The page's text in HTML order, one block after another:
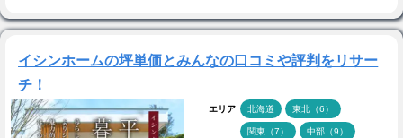
イシンホームの坪単価とみんなの口コミや評判をリサー
チ！
エリア 北海道 東北（6）
関東（7） 中部（9）